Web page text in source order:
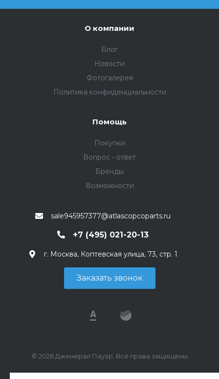
О компании
Блог
Новости
Фотогалерея
Политика конфиденциальности
Помощь
Покупки
Вопрос - ответ
Бренды
Возможности
sale945957377@atlascopcoparts.ru
+7 (495) 021-20-13
г. Москва, Коптевская улица, 73, стр. 1
Заказать звонок
© 2026 Дженерал Пауэр, Все права защищены